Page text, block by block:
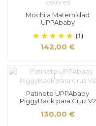
Mochila Maternidad
UPPAbaby
(1)
142,00 €
Patinete UPPAbaby
PiggyBack para Cruz V2
130,00 €